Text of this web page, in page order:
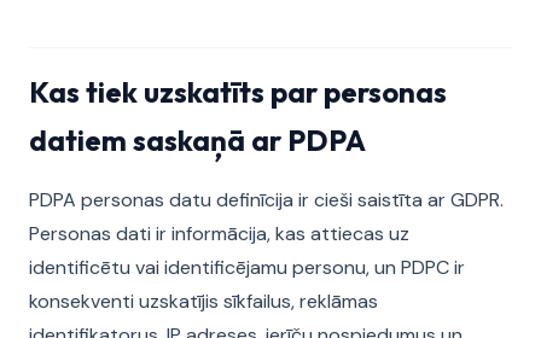
Kas tiek uzskatīts par personas
datiem saskaņā ar PDPA
PDPA personas datu definīcija ir cieši saistīta ar GDPR.
Personas dati ir informācija, kas attiecas uz
identificētu vai identificējamu personu, un PDPC ir
konsekventi uzskatījis sīkfailus, reklāmas